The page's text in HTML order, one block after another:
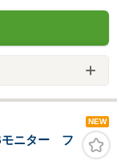
NEW
ニター フ